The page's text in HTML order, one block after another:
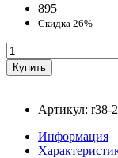
895
Скидка 26%
Артикул: r38-
Информация